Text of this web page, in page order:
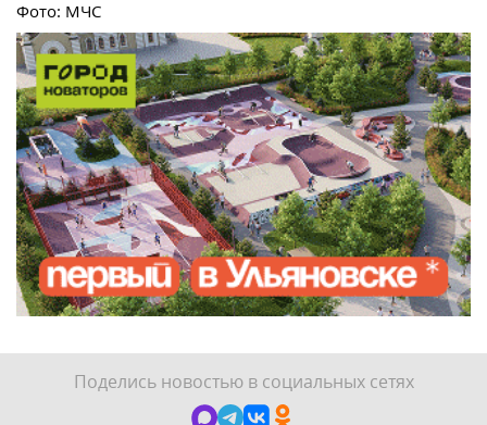
Фото: МЧС
Поделись новостью в социальных сетях